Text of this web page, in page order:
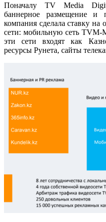
Поначалу TV Media
баннерное размещение
компания сделала ставку на
сети: мобильную сеть TVM-
эти сети входят как
ресурсы Рунета, сайты